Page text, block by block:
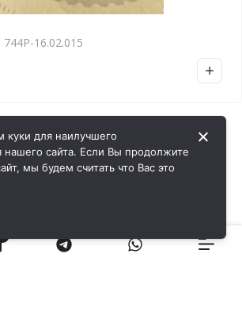
16.02.015
куки для наилучшего
нашего сайта. Если Вы продолжите
мы будем считать что Вас это